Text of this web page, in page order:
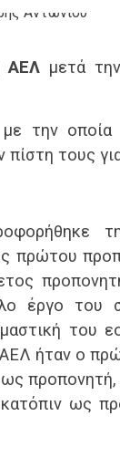
ΑΕΛμετά
την
πίστη τους
πρώτου
έργο
του
ήταν ο
ως